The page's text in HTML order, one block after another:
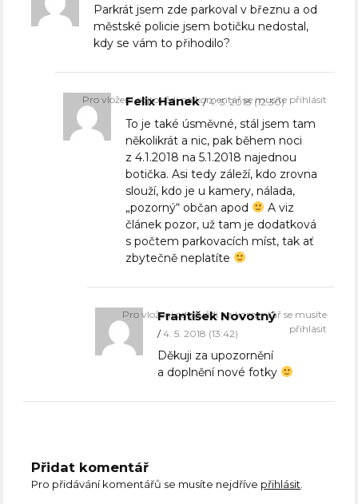
Parkrát jsem zde parkoval v březnu a od
městské policie jsem botičku nedostal,
kdy se vám to přihodilo?
Felix Hanek 4. 5. 2018 (12:30)
To je také úsměvné, stál jsem tam
několikrát a nic, pak během noci
z 4.1.2018 na 5.1.2018 najednou
botička. Asi tedy záleží, kdo zrovna
slouží, kdo je u kamery, nálada,
„pozorný“ občan apod
A viz
článek pozor, už tam je dodatková
s počtem parkovacích míst, tak ať
zbytečně neplatíte
Pro vložení odpovědi na komentář se musíte přihlásit
František Novotný
4. 5. 2018 (13:42)
Děkuji za upozornění
a doplnění nové fotky
Pro vložení odpovědi na komentář se musíte
přihlásit
Přidat komentář
Pro přidávání komentářů se musíte nejdříve přihlásit